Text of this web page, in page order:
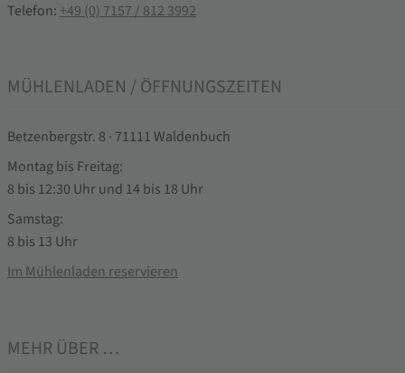
Telefon: +49 (0) 7157 / 812 3992
MÜHLENLADEN / ÖFFNUNGSZEITEN
Betzenbergstr. 8 · 71111 Waldenbuch
Montag bis Freitag:
8 bis 12:30 Uhr und 14 bis 18 Uhr
Samstag:
8 bis 13 Uhr
Im Mühlenladen reservieren
MEHR ÜBER …